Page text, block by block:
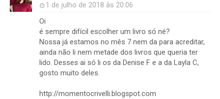
1 de julho de 2018 às 20:06
Oi
é sempre difícil escolher um livro só né?
Nossa já estamos no mês 7 nem da para acreditar,
ainda não li nem metade dos livros que queria ter
lido. Desses ai só li os da Denise F e a da Layla C,
gosto muito deles.
http://momentocrivelli.blogspot.com